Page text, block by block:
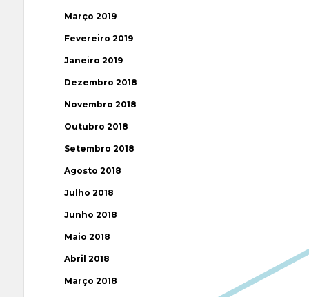
Março 2019
Fevereiro 2019
Janeiro 2019
Dezembro 2018
Novembro 2018
Outubro 2018
Setembro 2018
Agosto 2018
Julho 2018
Junho 2018
Maio 2018
Abril 2018
Março 2018